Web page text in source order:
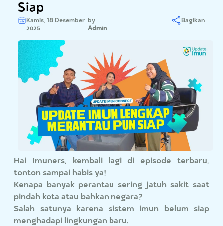
Siap
Kamis, 18 Desember
2025
by
Admin
Bagikan
Hai Imuners, kembali lagi di episode terbaru,
tonton sampai habis ya!
Kenapa banyak perantau sering jatuh sakit saat
pindah kota atau bahkan negara?
Salah satunya karena sistem imun belum siap
menghadapi lingkungan baru.